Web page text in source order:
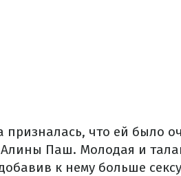
что ей было
Паш. Молодая и
к нему больше